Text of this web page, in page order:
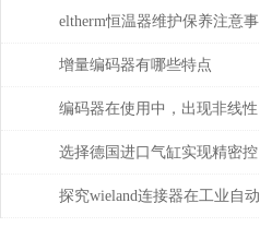
式
eltherm恒温器维护保养注意事
项
增量编码器有哪些特点
编码器在使用中，出现非线性
误差的处理
选择德国进口气缸实现精密控
制和动力传输
探究wieland连接器在工业自动